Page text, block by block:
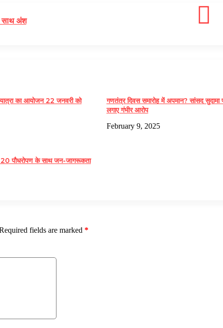
अंश
का आयोजन 22 जनवरी को
गणतंत्र दिवस समारोह में अपमान? सांसद
लगाए गंभीर आरोप
February 9, 2025
20 पौधरोपण के साथ जन-जागरूकता
fields are marked *